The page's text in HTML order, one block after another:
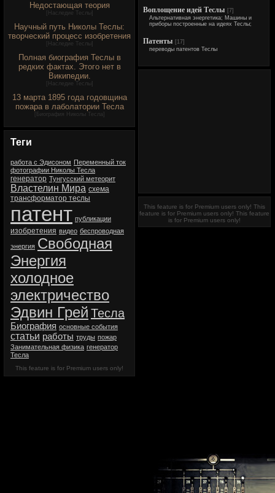
Недостающая теория
Наследие Теслы]
Научный путь Николы Теслы:
творческий процесс изобретения
Наследие Теслы]
Полная биография Теслы в
редких фактах. Этого нет в
Википедии.
Наследие Теслы]
13 марта 1895 года годовщина
пожара в лаболатории Тесла
Биография Николы Тесла
Теги
работа с Эдисоном Переменный ток
фотографии Николы Тесла
генератор Тунгусский метеорит
Властелин Мира схема
трансформатор теслы
патент публикации
изобретения видео беспроводная
энергия Свободная
Энергия
холодное
электричество
Эдвин Грей Тесла
Биография основные события
статьи работы труды пожар
Занимательная физика генератор
Тесла
This feature is for Premium users only!
Воплощение идей Теслы [7]
Альтернативная энергетика; Машины и
приборы построенные на идеях Теслы;
Патенты [17]
переводы патентов Теслы
This feature is for Premium users only! This
feature is for Premium users only! This feature
is for Premium users only!